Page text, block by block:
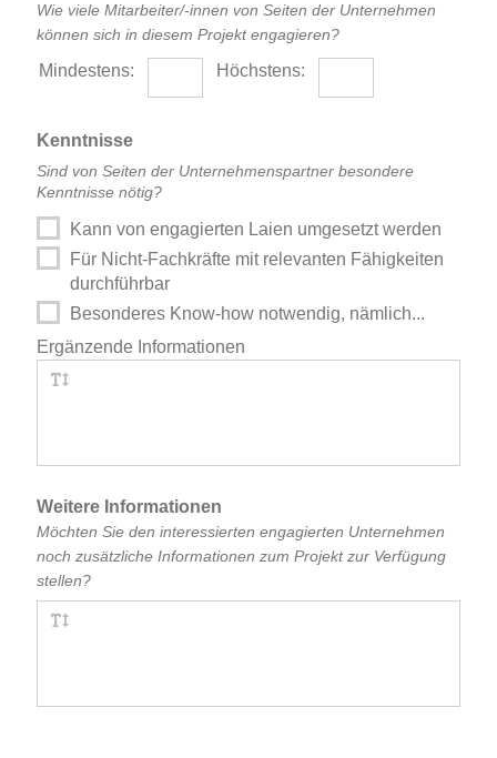
Wie viele Mitarbeiter/-innen von Seiten der Unternehmen
können sich in diesem Projekt engagieren?
Mindestens: Höchstens:
Kenntnisse
Sind von Seiten der Unternehmenspartner besondere
Kenntnisse nötig?
Kann von engagierten Laien umgesetzt werden
Für Nicht-Fachkräfte mit relevanten Fähigkeiten
durchführbar
Besonderes Know-how notwendig, nämlich...
Ergänzende Informationen
Weitere Informationen
Möchten Sie den interessierten engagierten Unternehmen
noch zusätzliche Informationen zum Projekt zur Verfügung
stellen?